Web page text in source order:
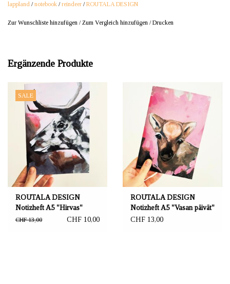
lappland /notebook /reindeer /ROUTALA DESIGN
Zur Wunschliste hinzufügen /Zum Vergleich hinzufügen /Drucken
Ergänzende Produkte
SALE
ROUTALA DESIGN
Notizheft A5 "Hirvas"
CHF 13,00 CHF 10,00
ROUTALA DESIGN
Notizheft A5 "Vasan päivät"
CHF 13,00